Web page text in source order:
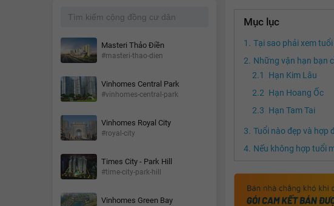
Masteri Thảo Điền
#masteri-thao-dien
Vinhomes Central Park
#vinhomes-central-park
Vinhomes Royal City
#royal-city
Times City - Park Hill
#time-city-park-hill
Vinhomes Green Bay
Mục lục
Tại sao phải xem
Những vận hạn bạn
Hạn Kim Lâu
Hạn Hoang Ốc
Hạn Tam Tai
Tuổi nào đẹp và hợp
Nếu không hợp tuổi